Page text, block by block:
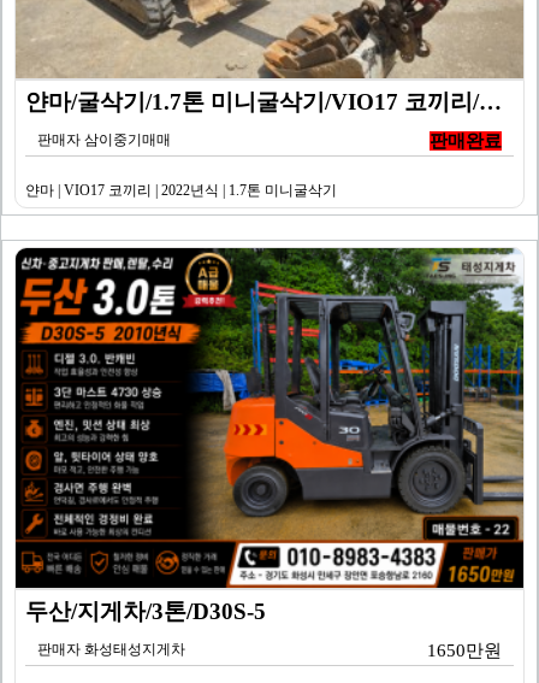
얀마/굴삭기/1.7톤 미니굴삭기/VIO17 코끼리/20…
판매자 삼이중기매매 판매완료
얀마 | VIO17 코끼리 | 2022년식 | 1.7톤 미니굴삭기
두산/지게차/3톤/D30S-5
판매자 화성태성지게차 1650만원